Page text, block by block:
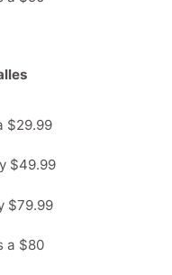
$29.99
$49.99
$79.99
a $80